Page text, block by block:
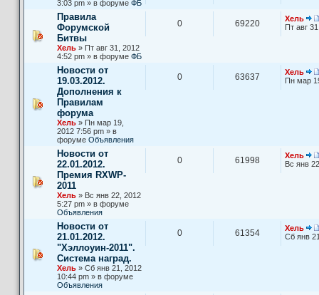
3:03 pm » в форуме ФБ
Правила
Форумской
Битвы
Хель » Пт авг 31, 2012
4:52 pm » в форуме ФБ
0 69220
Хель
Пт авг
Новости от
19.03.2012.
Дополнения к
Правилам
форума
Хель » Пн мар 19,
2012 7:56 pm » в
форуме Объявления
0 63637
Хель
Пн мар
Новости от
22.01.2012.
Премия RXWP-
2011
Хель » Вс янв 22, 2012
5:27 pm » в форуме
Объявления
0 61998
Хель
Вс янв
Новости от
21.01.2012.
"Хэллоуин-2011".
Система наград.
Хель » Сб янв 21, 2012
10:44 pm » в форуме
Объявления
0 61354
Хель
Сб янв